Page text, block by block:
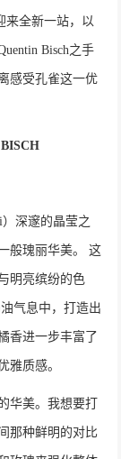
来全新一站，以
Bisch之手
感受孔雀这一优
深邃的晶莹之
般瑰丽华美。 这
明亮缤纷的色
气息中，打造出
香进一步丰富了
雅质感。
华美。我想要打
那种鲜明的对比